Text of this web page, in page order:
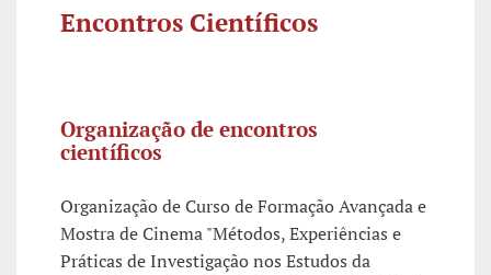
Encontros Científicos
Organização de encontros
científicos
Organização de Curso de Formação Avançada e
Mostra de Cinema "Métodos, Experiências e
Práticas de Investigação nos Estudos da